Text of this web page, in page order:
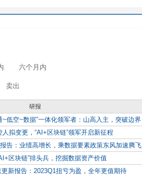
六个月内
卖出
研报
~低空~数据”一体化领军者：山高入主，突破边界
拟变更，“AI+区块链”领军开启新征程
告：业绩高增长，乘数据要素政策东风加速腾飞
区块链”排头兵，挖掘数据资产价值
新报告：2023Q1扭亏为盈，全年更值期待